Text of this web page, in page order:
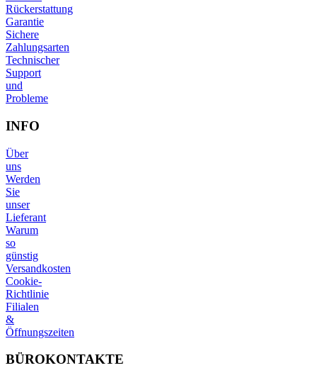
Rückerstattung
Garantie
Sichere
Zahlungsarten
Technischer
Support
und
Probleme
INFO
Über
uns
Werden
Sie
unser
Lieferant
Warum
so
günstig
Versandkosten
Cookie-
Richtlinie
Filialen
&
Öffnungszeiten
BÜROKONTAKTE